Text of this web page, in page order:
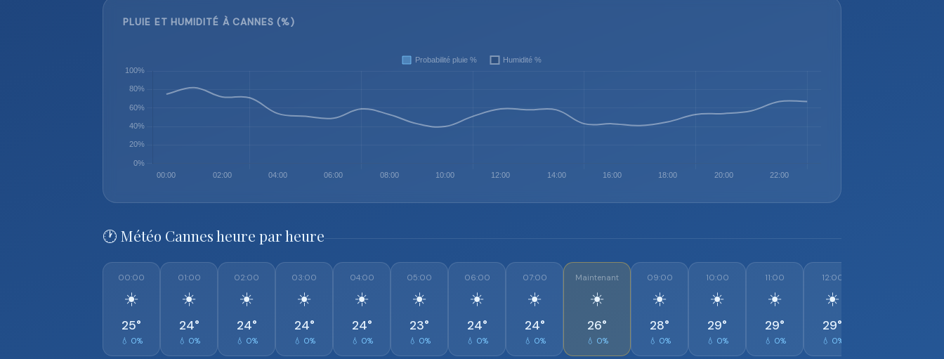
PLUIE ET HUMIDITÉ À CANNES (%)
🕐 Météo Cannes heure par heure
00:00
☀️
25°
💧 0%
01:00
☀️
24°
💧 0%
02:00
☀️
24°
💧 0%
03:00
☀️
24°
💧 0%
04:00
☀️
24°
💧 0%
05:00
☀️
23°
💧 0%
06:00
☀️
24°
💧 0%
07:00
☀️
24°
💧 0%
Maintenant
☀️
26°
💧 0%
09:00
☀️
28°
💧 0%
10:00
☀️
29°
💧 0%
11:00
☀️
29°
💧 0%
12:00
☀️
29°
💧 0%